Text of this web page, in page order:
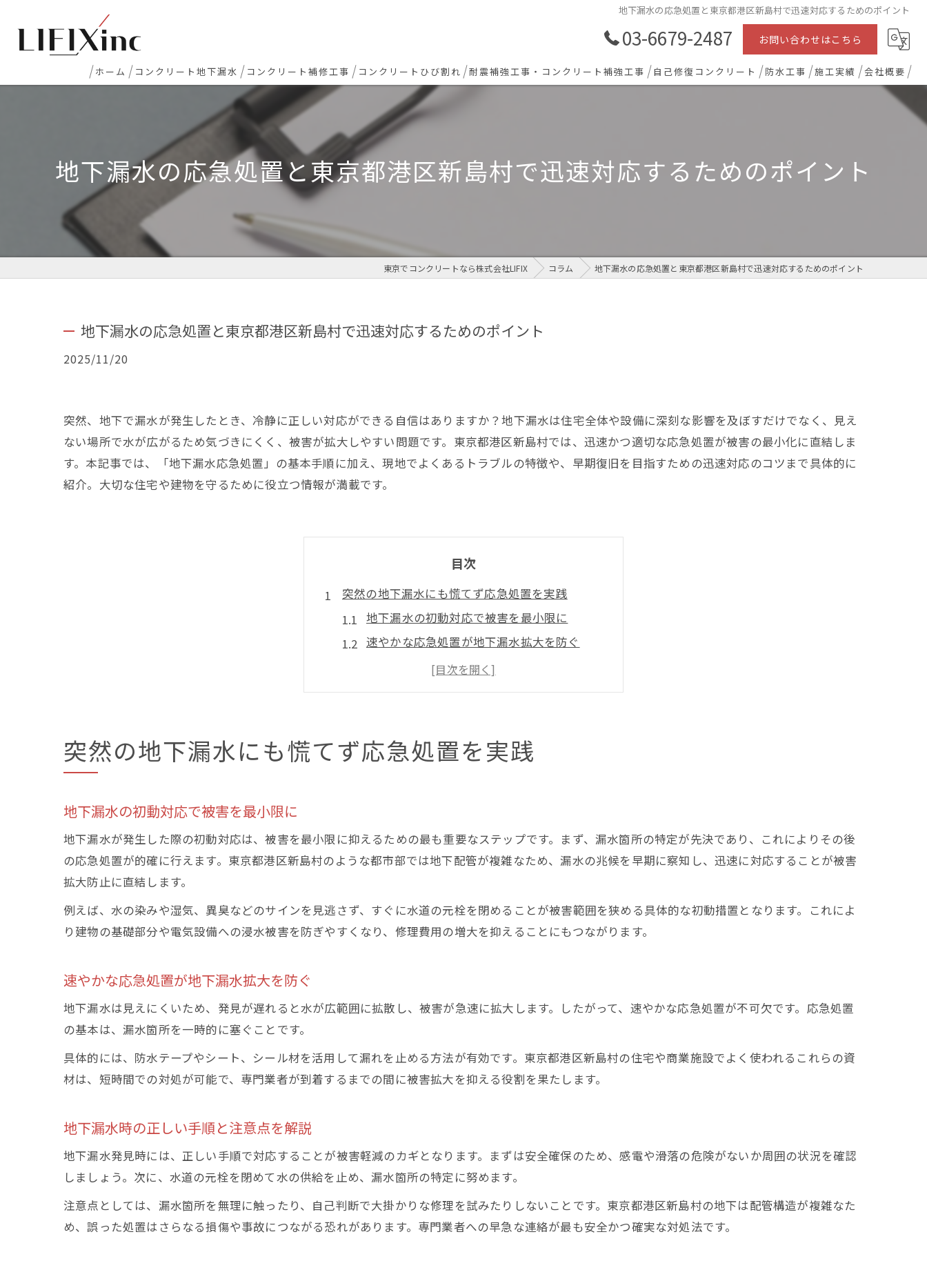
地下漏水の応急処置と東京都港区新島村で迅速対応するためのポイント
03-6679-2487 お問い合わせはこちら
ホーム コンクリート地下漏水
地下・半地下駐車場 漏水
エレベーターピット漏水・止水工事
打継ぎ部・コールドジョイント漏水
配管貫通部・スリーブ周り漏水
コンクリート補修工事
新築マンション下地補修
コンクリート欠損 色合わせ補修
床レベラー工事(セルフレベリング)
コンクリートひび割れ 耐震補強工事・コンクリート補強工事 自己修復コンクリート 防水工事 施工実績 会社概要
地下漏水の応急処置と東京都港区新島村で迅速対応するためのポイント
東京でコンクリートなら株式会社LIFIX コラム 地下漏水の応急処置と東京都港区新島村で迅速対応するためのポイント
地下漏水の応急処置と東京都港区新島村で迅速対応するためのポイント
2025/11/20
突然、地下で漏水が発生したとき、冷静に正しい対応ができる自信はありますか？地下漏水は住宅全体や設備に深刻な影響を及ぼすだけでなく、見え
ない場所で水が広がるため気づきにくく、被害が拡大しやすい問題です。東京都港区新島村では、迅速かつ適切な応急処置が被害の最小化に直結しま
す。本記事では、「地下漏水応急処置」の基本手順に加え、現地でよくあるトラブルの特徴や、早期復旧を目指すための迅速対応のコツまで具体的に
紹介。大切な住宅や建物を守るために役立つ情報が満載です。
目次
突然の地下漏水にも慌てず応急処置を実践
地下漏水の初動対応で被害を最小限に
速やかな応急処置が地下漏水拡大を防ぐ
地下漏水時の正しい手順と注意点を解説
応急処置で地下漏水の危険を回避する方法
水漏れ被害を最小限に抑える初期対応法
地下漏水の初期対応ステップを解説
応急処置で地下の水漏れ緊急対策を実践
初期対応で地下漏水の安全を確保する方法
地下漏水で頼れる相談先と連絡方法
応急処置後の地下漏水対応ポイント解説
地下漏水の発見後にすべきことをチェック
地下漏水トラブルの迅速対応で被害軽減
地下漏水発生時のスピード対応の重要性
地下漏水の迅速対応で安心を確保する方法
被害拡大を防ぐため今すぐできる地下対策
地下漏水の被害拡大を防ぐ予防策とは
地下漏水発見から対策までの実践ポイント
突然の地下漏水にも慌てず応急処置を実践
地下漏水の初動対応で被害を最小限に
地下漏水が発生した際の初動対応は、被害を最小限に抑えるための最も重要なステップです。まず、漏水箇所の特定が先決であり、これによりその後
の応急処置が的確に行えます。東京都港区新島村のような都市部では地下配管が複雑なため、漏水の兆候を早期に察知し、迅速に対応することが被害
拡大防止に直結します。
例えば、水の染みや湿気、異臭などのサインを見逃さず、すぐに水道の元栓を閉めることが被害範囲を狭める具体的な初動措置となります。これによ
り建物の基礎部分や電気設備への浸水被害を防ぎやすくなり、修理費用の増大を抑えることにもつながります。
速やかな応急処置が地下漏水拡大を防ぐ
地下漏水は見えにくいため、発見が遅れると水が広範囲に拡散し、被害が急速に拡大します。したがって、速やかな応急処置が不可欠です。応急処置
の基本は、漏水箇所を一時的に塞ぐことです。
具体的には、防水テープやシート、シール材を活用して漏れを止める方法が有効です。東京都港区新島村の住宅や商業施設でよく使われるこれらの資
材は、短時間での対処が可能で、専門業者が到着するまでの間に被害拡大を抑える役割を果たします。
地下漏水時の正しい手順と注意点を解説
地下漏水発見時には、正しい手順で対応することが被害軽減のカギとなります。まずは安全確保のため、感電や滑落の危険がないか周囲の状況を確認
しましょう。次に、水道の元栓を閉めて水の供給を止め、漏水箇所の特定に努めます。
注意点としては、漏水箇所を無理に触ったり、自己判断で大掛かりな修理を試みたりしないことです。東京都港区新島村の地下は配管構造が複雑なた
め、誤った処置はさらなる損傷や事故につながる恐れがあります。専門業者への早急な連絡が最も安全かつ確実な対処法です。